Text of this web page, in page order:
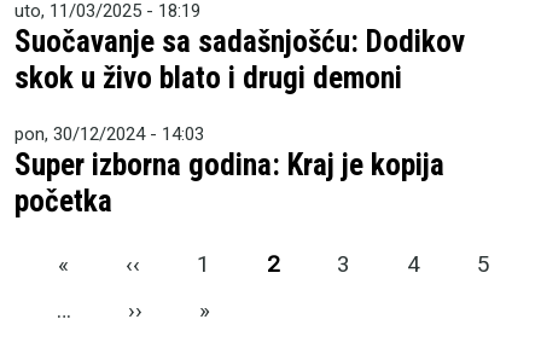
uto, 11/03/2025 - 18:19
Suočavanje sa sadašnjošću: Dodikov
skok u živo blato i drugi demoni
pon, 30/12/2024 - 14:03
Super izborna godina: Kraj je kopija
početka
Pagination
« First page
‹‹ Previous page
1 2 3 4
5
…
›› Next page
»